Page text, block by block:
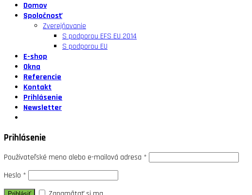
Domov
Spoločnosť
Zverejňovanie
S podporou EFS EU 2014
S podporou EU
E-shop
Okna
Referencie
Kontakt
Prihlásenie
Newsletter
Prihlásenie
Používateľské meno alebo e-mailová adresa *
Heslo *